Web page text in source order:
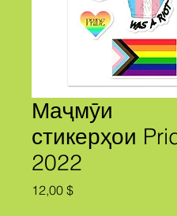
Маҷмӯи
стикерҳои
2022
12,00 $Price